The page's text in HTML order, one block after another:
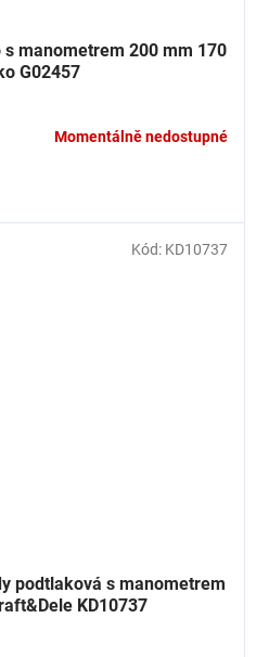
manometrem 200 mm 170
G02457
Momentálně nedostupné
podtlaková s manometrem
KD10737
Kód: KD10737